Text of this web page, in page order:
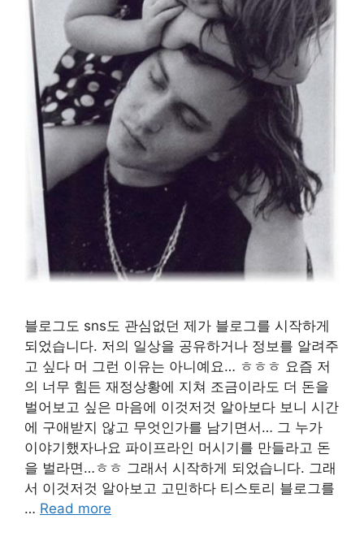
블로그도 sns도 관심없던 제가 블로그를 시작하게
되었습니다. 저의 일상을 공유하거나 정보를 알려주
고 싶다 머 그런 이유는 아니예요… ㅎㅎㅎ 요즘 저
의 너무 힘든 재정상황에 지쳐 조금이라도 더 돈을
벌어보고 싶은 마음에 이것저것 알아보다 보니 시간
에 구애받지 않고 무엇인가를 남기면서… 그 누가
이야기했자나요 파이프라인 머시기를 만들라고 돈
을 벌라면…ㅎㅎ 그래서 시작하게 되었습니다. 그래
서 이것저것 알아보고 고민하다 티스토리 블로그를
… Read more